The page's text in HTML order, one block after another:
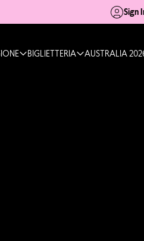
Sign
BIGLIETTERIA AUSTRALIA